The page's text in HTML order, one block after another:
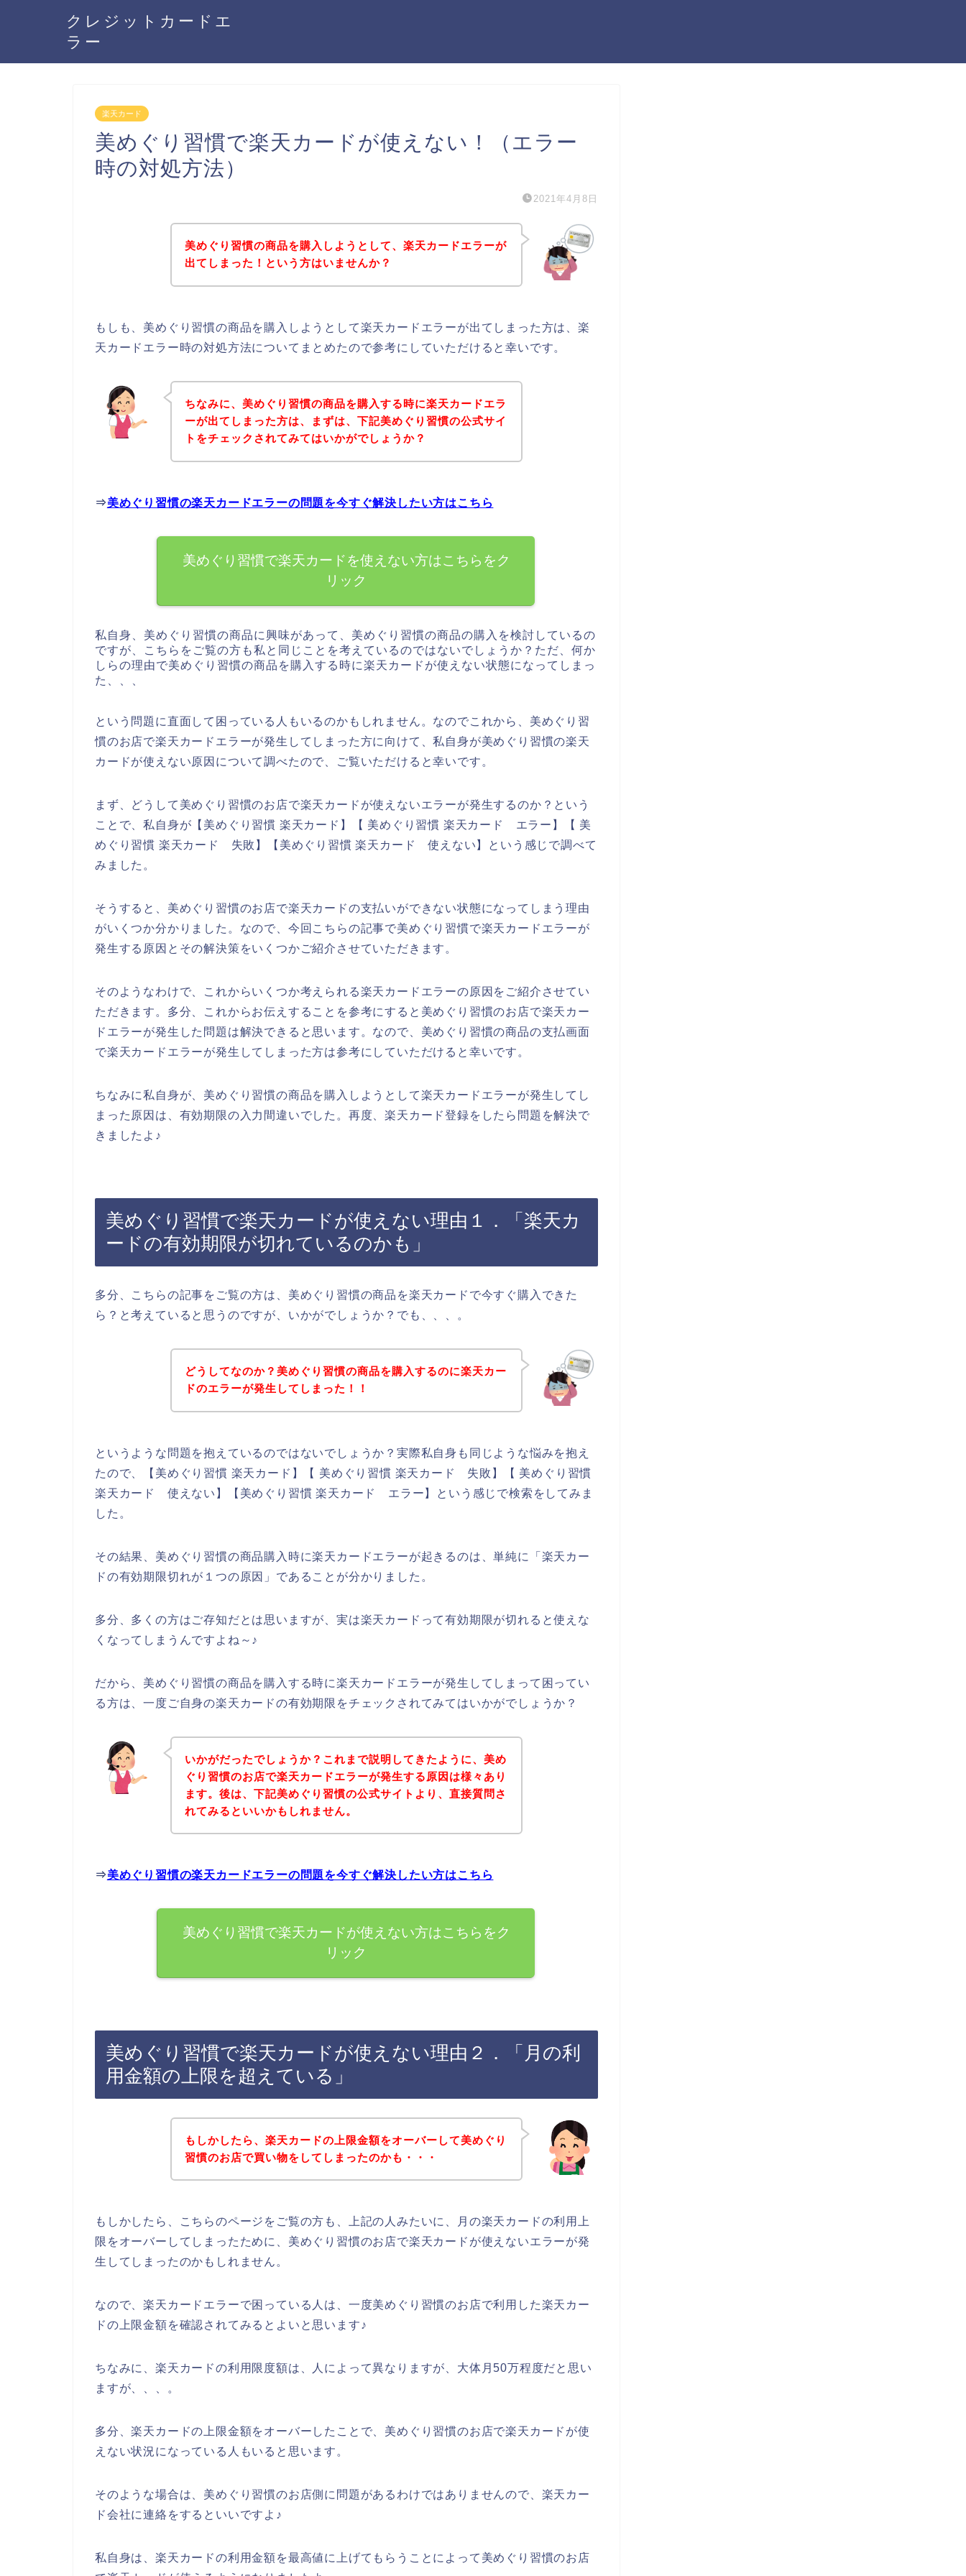
クレジットカードエ
ラー
楽天カード
美めぐり習慣で楽天カードが使えない！（エラー
時の対処方法）
2021年4月8日
美めぐり習慣の商品を購入しようとして、楽天カードエラーが
出てしまった！という方はいませんか？
もしも、美めぐり習慣の商品を購入しようとして楽天カードエラーが出てしまった方は、楽
天カードエラー時の対処方法についてまとめたので参考にしていただけると幸いです。
ちなみに、美めぐり習慣の商品を購入する時に楽天カードエラ
ーが出てしまった方は、まずは、下記美めぐり習慣の公式サイ
トをチェックされてみてはいかがでしょうか？
⇒美めぐり習慣の楽天カードエラーの問題を今すぐ解決したい方はこちら
美めぐり習慣で楽天カードを使えない方はこちらをク
リック
私自身、美めぐり習慣の商品に興味があって、美めぐり習慣の商品の購入を検討しているの
ですが、こちらをご覧の方も私と同じことを考えているのではないでしょうか？ただ、何か
しらの理由で美めぐり習慣の商品を購入する時に楽天カードが使えない状態になってしまっ
た、、、
という問題に直面して困っている人もいるのかもしれません。なのでこれから、美めぐり習
慣のお店で楽天カードエラーが発生してしまった方に向けて、私自身が美めぐり習慣の楽天
カードが使えない原因について調べたので、ご覧いただけると幸いです。
まず、どうして美めぐり習慣のお店で楽天カードが使えないエラーが発生するのか？という
ことで、私自身が【美めぐり習慣 楽天カード】【 美めぐり習慣 楽天カード エラー】【 美
めぐり習慣 楽天カード 失敗】【美めぐり習慣 楽天カード 使えない】という感じで調べて
みました。
そうすると、美めぐり習慣のお店で楽天カードの支払いができない状態になってしまう理由
がいくつか分かりました。なので、今回こちらの記事で美めぐり習慣で楽天カードエラーが
発生する原因とその解決策をいくつかご紹介させていただきます。
そのようなわけで、これからいくつか考えられる楽天カードエラーの原因をご紹介させてい
ただきます。多分、これからお伝えすることを参考にすると美めぐり習慣のお店で楽天カー
ドエラーが発生した問題は解決できると思います。なので、美めぐり習慣の商品の支払画面
で楽天カードエラーが発生してしまった方は参考にしていただけると幸いです。
ちなみに私自身が、美めぐり習慣の商品を購入しようとして楽天カードエラーが発生してし
まった原因は、有効期限の入力間違いでした。再度、楽天カード登録をしたら問題を解決で
きましたよ♪
美めぐり習慣で楽天カードが使えない理由１．「楽天カ
ードの有効期限が切れているのかも」
多分、こちらの記事をご覧の方は、美めぐり習慣の商品を楽天カードで今すぐ購入できた
ら？と考えていると思うのですが、いかがでしょうか？でも、、、。
どうしてなのか？美めぐり習慣の商品を購入するのに楽天カー
ドのエラーが発生してしまった！！
というような問題を抱えているのではないでしょうか？実際私自身も同じような悩みを抱え
たので、【美めぐり習慣 楽天カード】【 美めぐり習慣 楽天カード 失敗】【 美めぐり習慣
楽天カード 使えない】【美めぐり習慣 楽天カード エラー】という感じで検索をしてみま
した。
その結果、美めぐり習慣の商品購入時に楽天カードエラーが起きるのは、単純に「楽天カー
ドの有効期限切れが１つの原因」であることが分かりました。
多分、多くの方はご存知だとは思いますが、実は楽天カードって有効期限が切れると使えな
くなってしまうんですよね～♪
だから、美めぐり習慣の商品を購入する時に楽天カードエラーが発生してしまって困ってい
る方は、一度ご自身の楽天カードの有効期限をチェックされてみてはいかがでしょうか？
いかがだったでしょうか？これまで説明してきたように、美め
ぐり習慣のお店で楽天カードエラーが発生する原因は様々あり
ます。後は、下記美めぐり習慣の公式サイトより、直接質問さ
れてみるといいかもしれません。
⇒美めぐり習慣の楽天カードエラーの問題を今すぐ解決したい方はこちら
美めぐり習慣で楽天カードが使えない方はこちらをク
リック
美めぐり習慣で楽天カードが使えない理由２．「月の利
用金額の上限を超えている」
もしかしたら、楽天カードの上限金額をオーバーして美めぐり
習慣のお店で買い物をしてしまったのかも・・・
もしかしたら、こちらのページをご覧の方も、上記の人みたいに、月の楽天カードの利用上
限をオーバーしてしまったために、美めぐり習慣のお店で楽天カードが使えないエラーが発
生してしまったのかもしれません。
なので、楽天カードエラーで困っている人は、一度美めぐり習慣のお店で利用した楽天カー
ドの上限金額を確認されてみるとよいと思います♪
ちなみに、楽天カードの利用限度額は、人によって異なりますが、大体月50万程度だと思い
ますが、、、。
多分、楽天カードの上限金額をオーバーしたことで、美めぐり習慣のお店で楽天カードが使
えない状況になっている人もいると思います。
そのような場合は、美めぐり習慣のお店側に問題があるわけではありませんので、楽天カー
ド会社に連絡をするといいですよ♪
私自身は、楽天カードの利用金額を最高値に上げてもらうことによって美めぐり習慣のお店